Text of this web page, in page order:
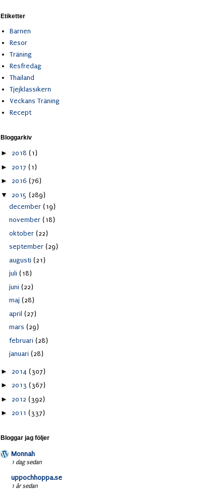
Etiketter
Barnen
Resor
Träning
Resfredag
Thailand
Tjejklassikern
Veckans Träning
Recept
Bloggarkiv
► 2018 (1)
► 2017 (1)
► 2016 (76)
▼ 2015 (289)
december (19)
november (18)
oktober (22)
september (29)
augusti (21)
juli (18)
juni (22)
maj (28)
april (27)
mars (29)
februari (28)
januari (28)
► 2014 (307)
► 2013 (367)
► 2012 (392)
► 2011 (337)
Bloggar jag följer
Monnah
1 dag sedan
uppochhoppa.se
1 år sedan